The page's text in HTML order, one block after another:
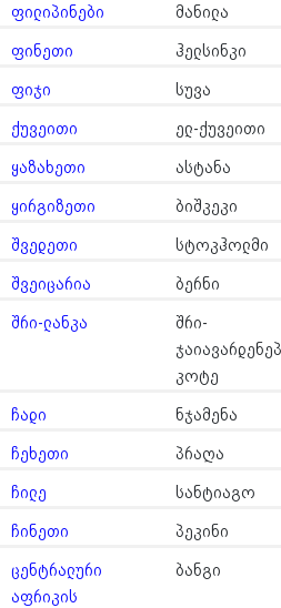
ფილიპინები მანილა
ფინეთი
ჰელსინკი
ფიჯი
სუვა
ქუვეითი
ელ-ქუვეითი
ყაზახეთი
ასტანა
ყირგიზეთი
ბიშკეკი
შვედეთი
სტოკჰოლმი
შვეიცარია
ბერნი
შრი-ლანკა
შრი-
კოტე
ჩადი ნჯამენა
ჩეხეთი
პრაღა
ჩილე
სანტიაგო
ჩინეთი
პეკინი
ცენტრალური
აფრიკის
ბანგი